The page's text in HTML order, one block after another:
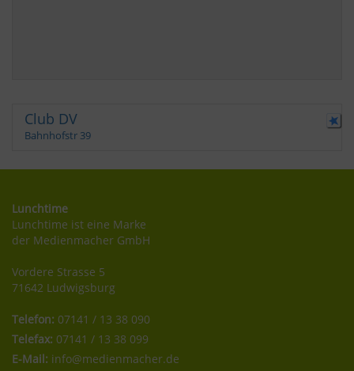
Club DV
Bahnhofstr 39
Lunchtime
Lunchtime ist eine Marke
der Medienmacher GmbH
Vordere Strasse 5
71642 Ludwigsburg
Telefon: 07141 / 13 38 090
Telefax: 07141 / 13 38 099
E-Mail: info@medienmacher.de